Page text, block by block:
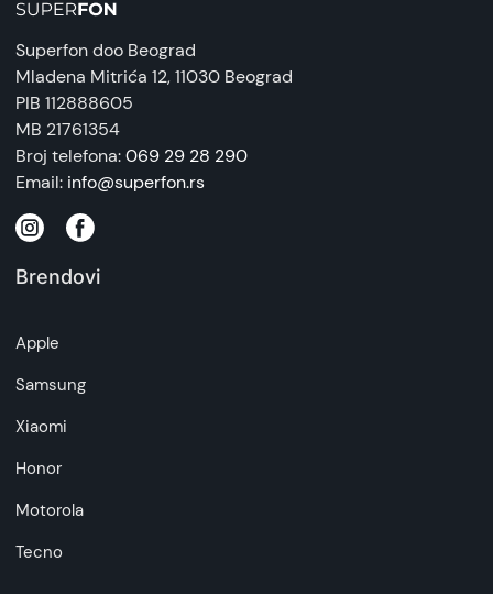
ometanja.
6970791125982
Zemlja porekla:
Kina
Prava potrošača:
Zagarantovana sva prava kupaca po osnovu
na daljinu, uslove reklamacije i povrata pročitajte
artikala budu što tačnije i detaljnije ali ne može
da garantuje da su svi podaci apsolutno ispravni.
Superfon doo Beograd
Mladena Mitrića 12, 11030 Beograd
PIB 112888605
MB 21761354
Broj telefona:069 29 28 290
Email: info@superfon.rs
Brendovi
Apple
Samsung
Xiaomi
Honor
Motorola
Tecno